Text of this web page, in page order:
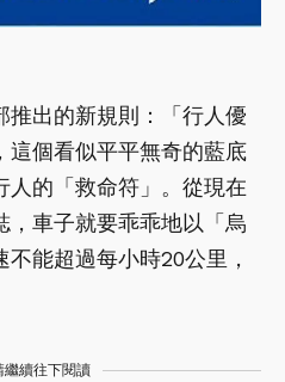
推出的新規則：「行人優
這個看似平平無奇的藍底
人的「救命符」。從現在
，車子就要乖乖地以「烏
能超過每小時20公里，
續往下閱讀